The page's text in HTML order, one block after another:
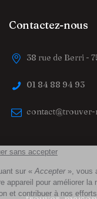
Contactez-nous
38 rue de Berri -
01 84 88 94 93